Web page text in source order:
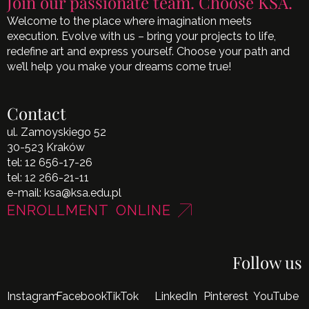
Welcome to the place where imagination meets
execution. Evolve with us – bring your projects to life,
redefine art and express yourself. Choose your path and
we’ll help you make your dreams come true!
Contact
ul. Zamoyskiego 52
30-523 Kraków
tel: 12 656-17-26
tel: 12 266-21-11
e-mail: ksa@ksa.edu.pl
ENROLLMENT ONLINE
Follow us
InstagramFacebookTikTok LinkedIn Pinterest YouTube